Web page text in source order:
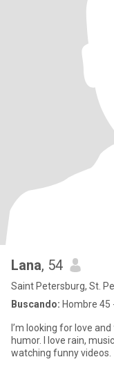
Lana, 54
Saint Petersburg, St.
Buscando: Hombre 45
I’m looking for love
humor. I love rain,
watching funny videos.